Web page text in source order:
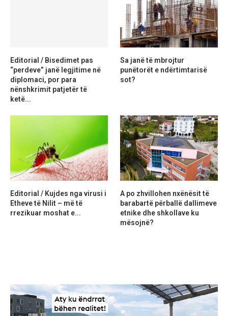
Editorial / Bisedimet pas
“perdeve” janë legjitime në
diplomaci, por para
nënshkrimit patjetër të
ketë...
Sa janë të mbrojtur
punëtorët e ndërtimtarisë
sot?
Editorial / Kujdes nga virusi i
Etheve të Nilit – më të
rrezikuar moshat e...
A po zhvillohen nxënësit të
barabartë përballë dallimeve
etnike dhe shkollave ku
mësojnë?